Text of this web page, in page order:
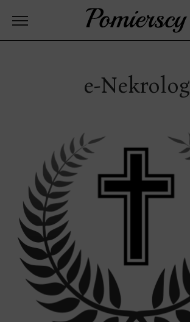
e-Nekrolog